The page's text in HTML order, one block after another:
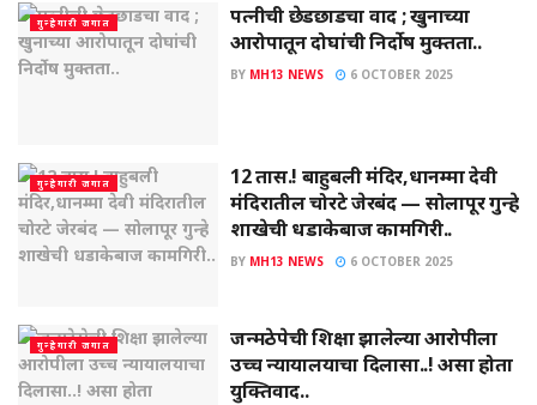
गुन्हेगारी जगात
पत्नीची छेडछाडचा वाद ; खुनाच्या
आरोपातून दोघांची निर्दोष मुक्तता..
BY MH13 NEWS 6 OCTOBER 2025
गुन्हेगारी जगात
12 तास.! बाहुबली मंदिर,धानम्मा देवी
मंदिरातील चोरटे जेरबंद — सोलापूर गुन्हे
शाखेची धडाकेबाज कामगिरी..
BY MH13 NEWS 6 OCTOBER 2025
गुन्हेगारी जगात
जन्मठेपेची शिक्षा झालेल्या आरोपीला
उच्च न्यायालयाचा दिलासा..! असा होता
युक्तिवाद..